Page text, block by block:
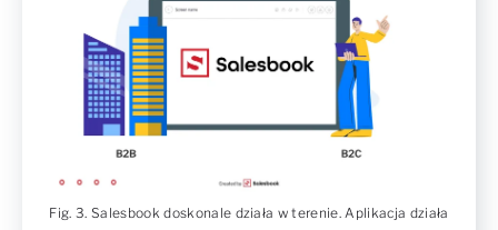
Fig. 3. Salesbook doskonale działa w terenie. Aplikacja działa